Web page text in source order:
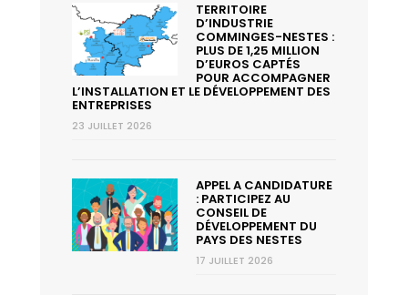
TERRITOIRE
D’INDUSTRIE
COMMINGES-NESTES :
PLUS DE 1,25 MILLION
D’EUROS CAPTÉS
POUR ACCOMPAGNER
L’INSTALLATION ET LE DÉVELOPPEMENT DES
ENTREPRISES
23 JUILLET 2026
APPEL A CANDIDATURE
: PARTICIPEZ AU
CONSEIL DE
DÉVELOPPEMENT DU
PAYS DES NESTES
17 JUILLET 2026